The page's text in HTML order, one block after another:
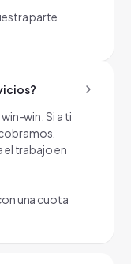
parte
win. Si a ti
el trabajo en
una cuota